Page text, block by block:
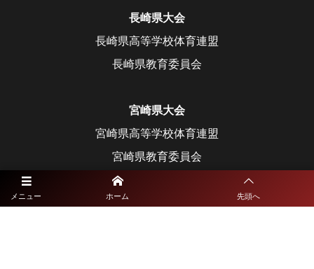
メニュー ホーム 先頭へ
長崎県大会
長崎県高等学校体育連盟
長崎県教育委員会
宮崎県大会
宮崎県高等学校体育連盟
宮崎県教育委員会
鹿児島県大会